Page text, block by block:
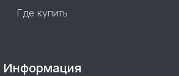
Где купить
Информация